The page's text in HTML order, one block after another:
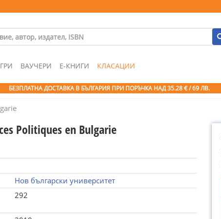
ВАУЧЕРИ Е-КНИГИ КЛАСАЦИИ
БЕЗПЛАТНА ДОСТАВКА В БЪЛГАРИЯ ПРИ ПОРЪЧКА НАД 35.28 € / 69 ЛВ.
Politiques en Bulgarie
Нов български университет
292